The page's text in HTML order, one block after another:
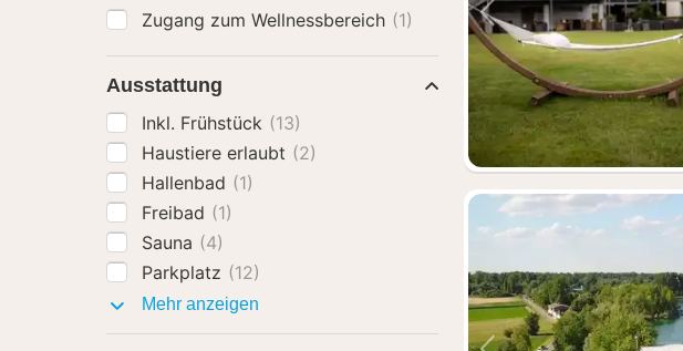
Vorheriges Bild
Zugang zum Wellnessbereich (1)
Ausstattung
Inkl. Frühstück (13)
Haustiere erlaubt (2)
Hallenbad (1)
Freibad (1)
Sauna (4)
Parkplatz (12)
Mehr anzeigen